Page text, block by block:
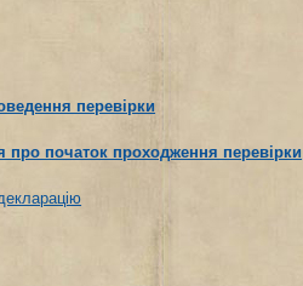
перевірки
про початок проходження перевірки